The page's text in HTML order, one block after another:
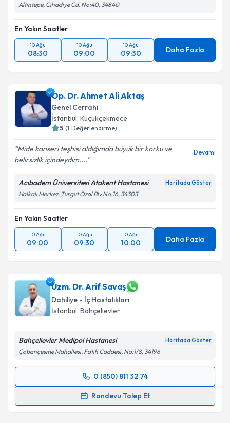
Altıntepe, Cihadiye Cd. No:40, 34840
En Yakın Saatler
10 Ağu
08:30
10 Ağu
09:00
10 Ağu
09:30 Daha Fazla
Op. Dr. Ahmet Ali Aktaş
Genel Cerrahi
İstanbul, Küçükçekmece
5 (1 Değerlendirme)
Mide kanseri teşhisi aldığımda büyük bir korku ve
belirsizlik içindeydim....
Devamı
Acıbadem Üniversitesi Atakent Hastanesi Haritada Göster
Halkalı Merkez, Turgut Özal Blv No:16, 34303
En Yakın Saatler
10 Ağu
09:00
10 Ağu
09:30
10 Ağu
10:00 Daha Fazla
Uzm. Dr. Arif Savaş
Dahiliye - İç Hastalıkları
İstanbul, Bahçelievler
Bahçelievler Medipol Hastanesi Haritada Göster
Çobançesme Mahallesi, Fatih Caddesi, No:1/8, 34196
0 (850) 811 32 74
Randevu Talep Et
Randevu Takvimi Talebi